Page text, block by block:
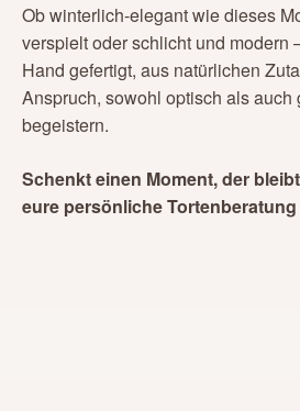
Ob winterlich-elegant wie dieses
verspielt oder schlicht und modern
Hand gefertigt, aus natürlichen
Anspruch, sowohl optisch als auch
begeistern.
Schenkt einen Moment, der
eure persönliche Tortenberatung